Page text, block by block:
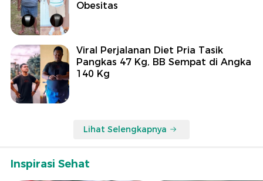
Obesitas
Viral Perjalanan Diet Pria Tasik
Pangkas 47 Kg, BB Sempat di Angka
140 Kg
Lihat Selengkapnya
Inspirasi Sehat